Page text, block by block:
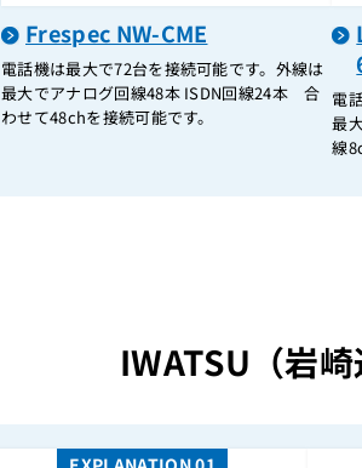
Frespec NW-CME
電話機は最大で72台を接続可能です。外線は
最大でアナログ回線48本 ISDN回線24本 合
わせて48chを接続可能です。
電
最
線
IWATSU（岩崎